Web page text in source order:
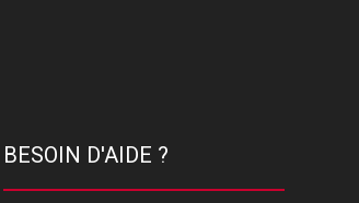
BESOIN D'AIDE ?